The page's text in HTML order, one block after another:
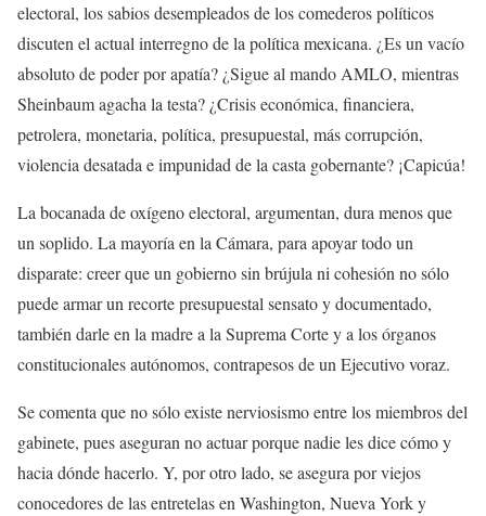
electoral, los sabios desempleados de los comederos políticos
discuten el actual interregno de la política mexicana. ¿Es un vacío
absoluto de poder por apatía? ¿Sigue al mando AMLO, mientras
Sheinbaum agacha la testa? ¿Crisis económica, financiera,
petrolera, monetaria, política, presupuestal, más corrupción,
violencia desatada e impunidad de la casta gobernante? ¡Capicúa!
La bocanada de oxígeno electoral, argumentan, dura menos que
un soplido. La mayoría en la Cámara, para apoyar todo un
disparate: creer que un gobierno sin brújula ni cohesión no sólo
puede armar un recorte presupuestal sensato y documentado,
también darle en la madre a la Suprema Corte y a los órganos
constitucionales autónomos, contrapesos de un Ejecutivo voraz.
Se comenta que no sólo existe nerviosismo entre los miembros del
gabinete, pues aseguran no actuar porque nadie les dice cómo y
hacia dónde hacerlo. Y, por otro lado, se asegura por viejos
conocedores de las entretelas en Washington, Nueva York y